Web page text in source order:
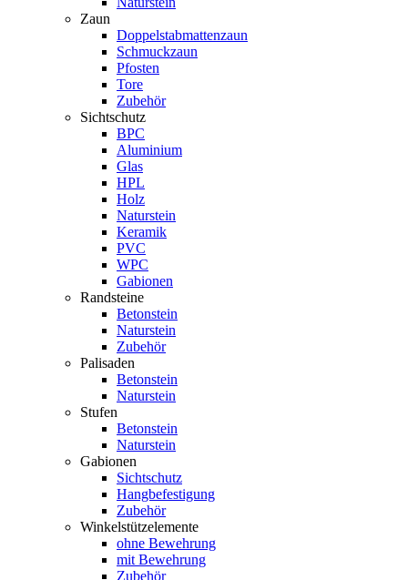
Zaun
Doppelstabmattenzaun
Schmuckzaun
Pfosten
Tore
Zubehör
Sichtschutz
BPC
Aluminium
Glas
HPL
Holz
Naturstein
Keramik
PVC
WPC
Gabionen
Randsteine
Betonstein
Naturstein
Zubehör
Palisaden
Betonstein
Naturstein
Stufen
Betonstein
Naturstein
Gabionen
Sichtschutz
Hangbefestigung
Zubehör
Winkelstützelemente
ohne Bewehrung
mit Bewehrung
Zubehör